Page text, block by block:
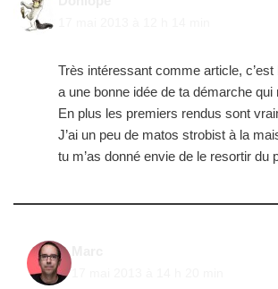
Très intéressant comme article, c’est
a une bonne idée de ta démarche qui
En plus les premiers rendus sont
J’ai un peu de matos strobist à la
tu m’as donné envie de le resortir du